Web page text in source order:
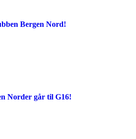
Bergen Nord!
Norder går til G16!